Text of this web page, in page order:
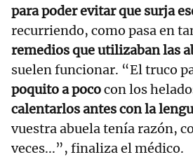
para poder evitar que surja
recurriendo, como pasa en
remedios que utilizaban las
suelen funcionar. “El truco
poquito a pococon los
calentarlos antes con la
vuestra abuela tenía razón,
veces...”, finaliza el médico.